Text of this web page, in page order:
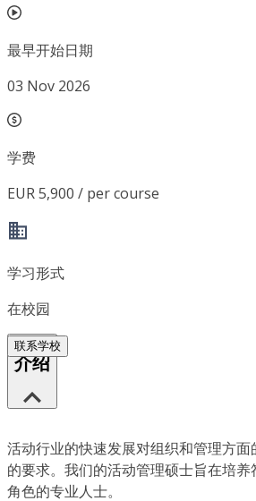
最早开始日期
03 Nov 2026
学费
EUR 5,900 / per course
学习形式
在校园
联系学校
介绍
活动行业的快速发展对组织和管理方
的要求。我们的活动管理硕士旨在培
角色的专业人士。